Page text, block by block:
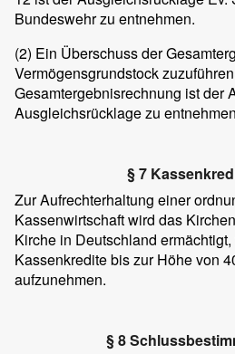
Bundeswehr zu entnehmen.
(2) Ein Überschuss der
Vermögensgrundstock
Gesamtergebnisrechnung ist der
Ausgleichsrücklage zu
§ 7
Zur Aufrechterhaltung einer
Kassenwirtschaft wird das
Kirche in Deutschland
Kassenkredite bis zur Höhe von
aufzunehmen.
§ 8